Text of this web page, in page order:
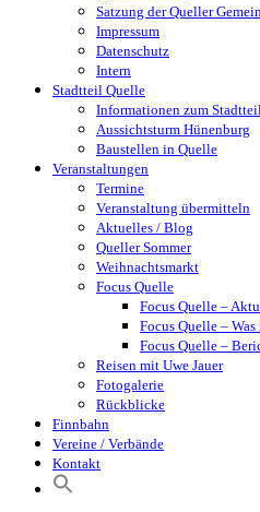
Satzung der Queller
Impressum
Datenschutz
Intern
Stadtteil Quelle
Informationen zum
Aussichtsturm Hünenburg
Baustellen in Quelle
Veranstaltungen
Termine
Veranstaltung übermitteln
Aktuelles / Blog
Queller Sommer
Weihnachtsmarkt
Focus Quelle
Focus Quelle –
Focus Quelle – Was
Focus Quelle –
Reisen mit Uwe Jauer
Fotogalerie
Rückblicke
Finnbahn
Vereine / Verbände
Kontakt